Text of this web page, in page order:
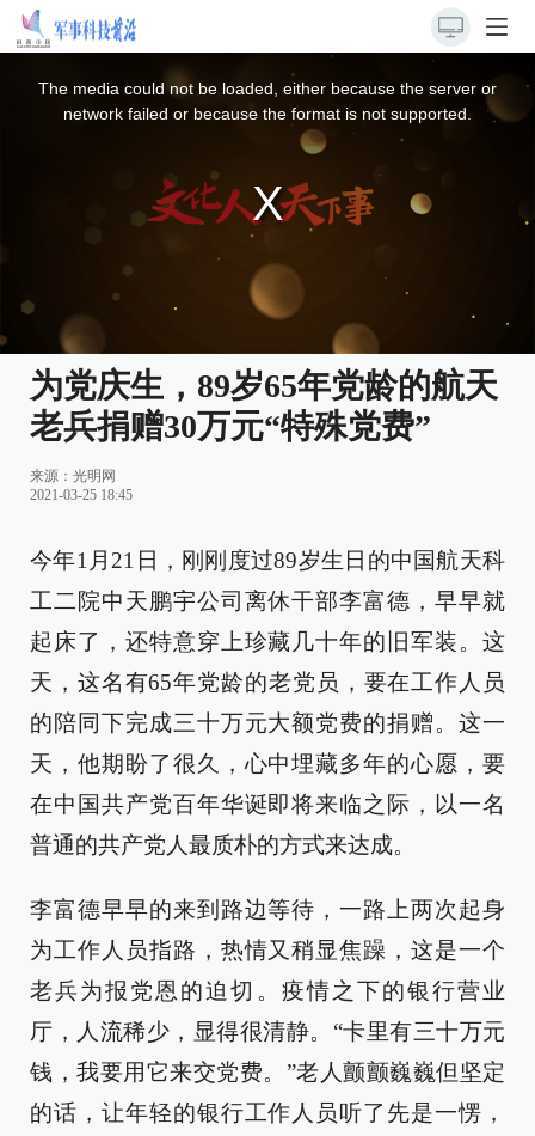
The media could not be loaded, either because the server or
network failed or because the format is not supported.
为党庆生，89岁65年党龄的航天
老兵捐赠30万元“特殊党费”
来源： 光明网
2021-03-25 18:45
今年1月21日，刚刚度过89岁生日的中国航天科
工二院中天鹏宇公司离休干部李富德，早早就
起床了，还特意穿上珍藏几十年的旧军装。这
天，这名有65年党龄的老党员，要在工作人员
的陪同下完成三十万元大额党费的捐赠。这一
天，他期盼了很久，心中埋藏多年的心愿，要
在中国共产党百年华诞即将来临之际，以一名
普通的共产党人最质朴的方式来达成。
李富德早早的来到路边等待，一路上两次起身
为工作人员指路，热情又稍显焦躁，这是一个
老兵为报党恩的迫切。疫情之下的银行营业
厅，人流稀少，显得很清静。“卡里有三十万元
钱，我要用它来交党费。”老人颤颤巍巍但坚定
的话，让年轻的银行工作人员听了先是一愣，